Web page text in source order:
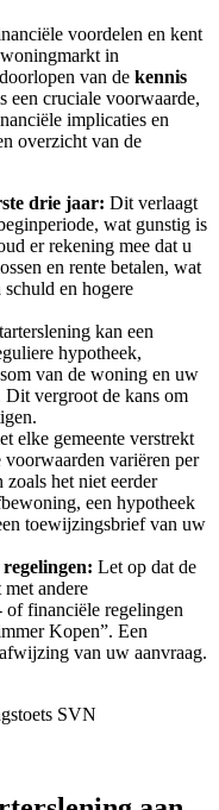
voordelen en kent
in
van de kennis
een cruciale voorwaarde,
implicaties en
overzicht van de
drie jaar: Dit verlaagt
wat gunstig is
er rekening mee dat u
en rente betalen, wat
en hogere
kan een
hypotheek,
van de woning en uw
vergroot de kans om
elke gemeente verstrekt
voorwaarden variëren per
zoals het niet eerder
een hypotheek
toewijzingsbrief van uw
Let op dat de
met andere
of financiële regelingen
Kopen”. Een
van uw aanvraag.
SVN